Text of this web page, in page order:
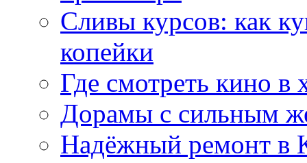
Сливы курсов: как
копейки
Где смотреть кино в
Дорамы с сильным
Надёжный ремонт в